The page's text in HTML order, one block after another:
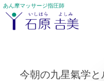
あん摩マッサージ指圧師
今朝の九星氣学と